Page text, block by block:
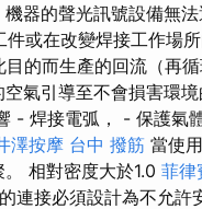
器的聲光訊號設備無
或在改變焊接工作場
的而生產的回流（再
氣引導至不會損害環
- 焊接電弧， - 保護
澤按摩 台中 撥筋 當使
相對密度大於1.0 菲律
連接必須設計為不允許